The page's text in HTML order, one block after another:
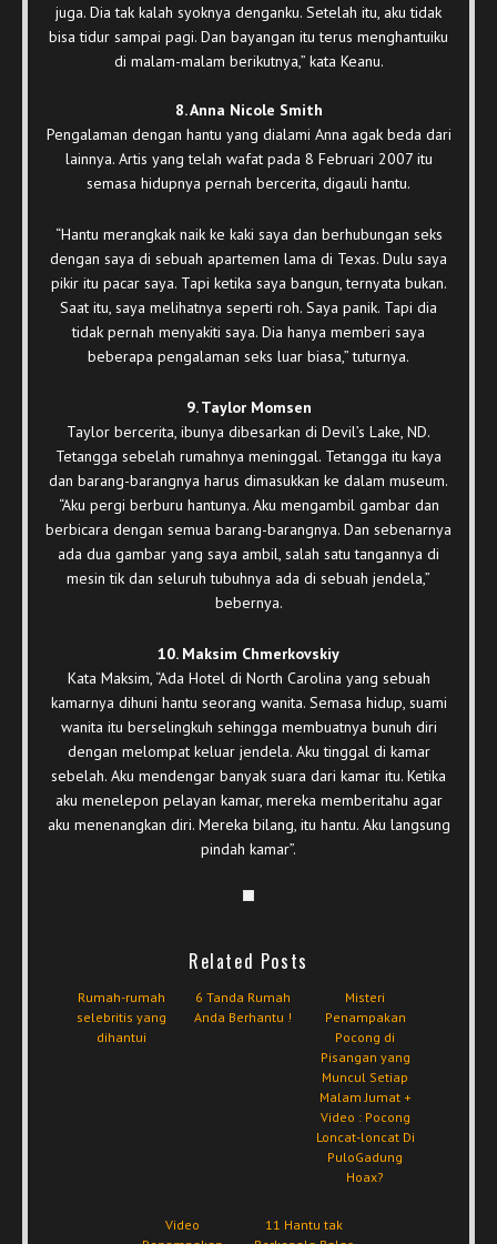
juga. Dia tak kalah syoknya denganku. Setelah itu, aku tidak
bisa tidur sampai pagi. Dan bayangan itu terus menghantuiku
di malam-malam berikutnya,” kata Keanu.
8. Anna Nicole Smith
Pengalaman dengan hantu yang dialami Anna agak beda dari
lainnya. Artis yang telah wafat pada 8 Februari 2007 itu
semasa hidupnya pernah bercerita, digauli hantu.
“Hantu merangkak naik ke kaki saya dan berhubungan seks
dengan saya di sebuah apartemen lama di Texas. Dulu saya
pikir itu pacar saya. Tapi ketika saya bangun, ternyata bukan.
Saat itu, saya melihatnya seperti roh. Saya panik. Tapi dia
tidak pernah menyakiti saya. Dia hanya memberi saya
beberapa pengalaman seks luar biasa,” tuturnya.
9. Taylor Momsen
Taylor bercerita, ibunya dibesarkan di Devil’s Lake, ND.
Tetangga sebelah rumahnya meninggal. Tetangga itu kaya
dan barang-barangnya harus dimasukkan ke dalam museum.
“Aku pergi berburu hantunya. Aku mengambil gambar dan
berbicara dengan semua barang-barangnya. Dan sebenarnya
ada dua gambar yang saya ambil, salah satu tangannya di
mesin tik dan seluruh tubuhnya ada di sebuah jendela,”
bebernya.
10. Maksim Chmerkovskiy
Kata Maksim, “Ada Hotel di North Carolina yang sebuah
kamarnya dihuni hantu seorang wanita. Semasa hidup, suami
wanita itu berselingkuh sehingga membuatnya bunuh diri
dengan melompat keluar jendela. Aku tinggal di kamar
sebelah. Aku mendengar banyak suara dari kamar itu. Ketika
aku menelepon pelayan kamar, mereka memberitahu agar
aku menenangkan diri. Mereka bilang, itu hantu. Aku langsung
pindah kamar”.
Related Posts
Rumah-rumah
selebritis yang
dihantui
6 Tanda Rumah
Anda Berhantu !
Misteri
Penampakan
Pocong di
Pisangan yang
Muncul Setiap
Malam Jumat +
Video : Pocong
Loncat-loncat Di
PuloGadung
Hoax?
Video
11 Hantu tak